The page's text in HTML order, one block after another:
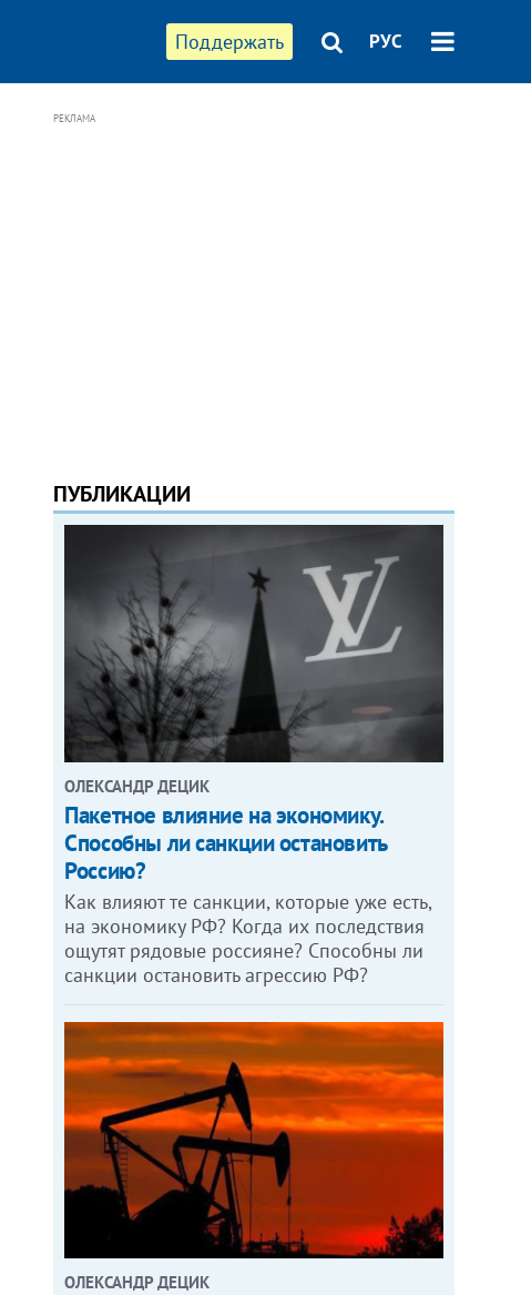
Поддержать РУС
РЕКЛАМА
ПУБЛИКАЦИИ
ОЛЕКСАНДР ДЕЦИК
Пакетное влияние на экономику.
Способны ли санкции остановить
Россию?
Как влияют те санкции, которые уже есть,
на экономику РФ? Когда их последствия
ощутят рядовые россияне? Способны ли
санкции остановить агрессию РФ?
ОЛЕКСАНДР ДЕЦИК